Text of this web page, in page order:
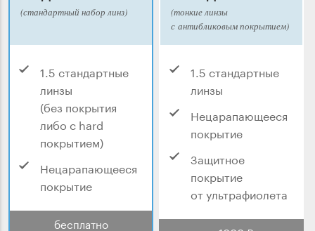
(стандартный набор линз)
1.5 стандартные
линзы
(без покрытия
либо с hard
покрытием)
Нецарапающееся
покрытие
бесплатно
(тонкие линзы
с антибликовым покрытием)
1.5 стандартные
линзы
Нецарапающееся
покрытие
Защитное
покрытие
от ультрафиолета